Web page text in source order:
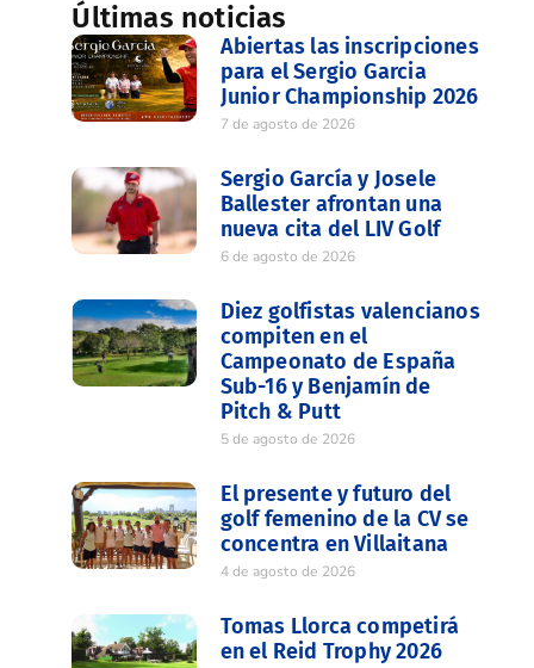
Últimas noticias
Abiertas las inscripciones
para el Sergio Garcia
Junior Championship 2026
7 de agosto de 2026
Sergio García y Josele
Ballester afrontan una
nueva cita del LIV Golf
6 de agosto de 2026
Diez golfistas valencianos
compiten en el
Campeonato de España
Sub-16 y Benjamín de
Pitch & Putt
5 de agosto de 2026
El presente y futuro del
golf femenino de la CV se
concentra en Villaitana
4 de agosto de 2026
Tomas Llorca competirá
en el Reid Trophy 2026